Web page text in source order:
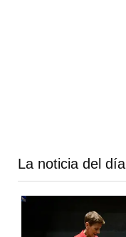
La noticia del día